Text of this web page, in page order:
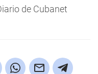
de Cubanet